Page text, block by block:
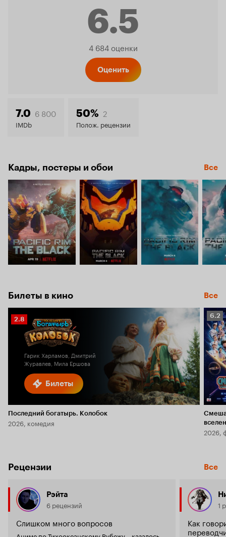
6.5
Рейтинг
6.5
4 684 оценки
Оценить
7.0 6 800
IMDb
50% 2
Полож. рецензии
Кадры, постеры и обои Все
Билеты в кино Все
Билеты
Рейтинг
Кинопоиска
2.8
Гарик Харламов, Дмитрий
Журавлев, Мила Ершова
Последний богатырь. Колобок
2026, комедия
6.2
6.2
2026,
Рецензии Все
Рэйта
6 рецензий
Слишком много вопросов
1
Как